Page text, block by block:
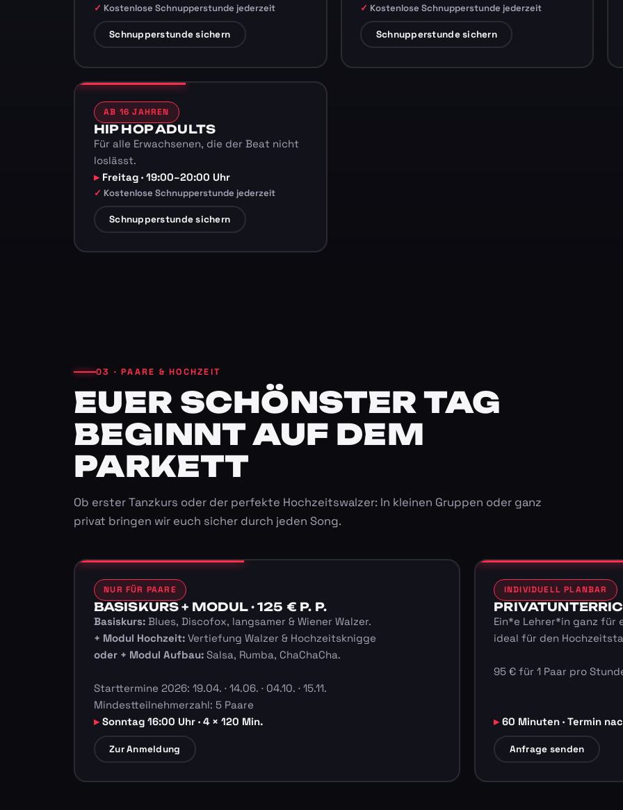
Kostenlose Schnupperstunde jederzeit
Schnupperstunde sichern
Kostenlose Schnupperstunde jederzeit
Schnupperstunde sichern
AB 16 JAHREN
HIP HOP ADULTS
Für alle Erwachsenen, die der Beat nicht
loslässt.
Freitag · 19:00–20:00 Uhr
Kostenlose Schnupperstunde jederzeit
Schnupperstunde sichern
03 · PAARE & HOCHZEIT
EUER SCHÖNSTER TAG
BEGINNT AUF DEM
PARKETT
Ob erster Tanzkurs oder der perfekte Hochzeitswalzer: In kleinen Gruppen oder ganz
privat bringen wir euch sicher durch jeden Song.
NUR FÜR PAARE
BASISKURS + MODUL · 125 € P. P.
Basiskurs:Blues, Discofox, langsamer & Wiener Walzer.
+ Modul Hochzeit:Vertiefung Walzer & Hochzeitsknigge
oder + Modul Aufbau:Salsa, Rumba, ChaChaCha.
Starttermine 2026: 19.04. · 14.06. · 04.10. · 15.11.
Mindestteilnehmerzahl: 5 Paare
Sonntag 16:00 Uhr · 4 × 120 Min.
Zur Anmeldung
INDIVIDUELL PLANBAR
Ein*e Lehrer*in ganz für
ideal für den
95 € für 1 Paar pro
60 Minuten · Termin
Anfrage senden